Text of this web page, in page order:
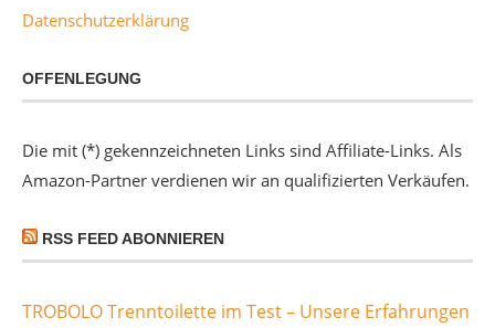
Datenschutzerklärung
OFFENLEGUNG
Die mit (*) gekennzeichneten Links sind Affiliate-Links. Als
Amazon-Partner verdienen wir an qualifizierten Verkäufen.
RSS FEED ABONNIEREN
TROBOLO Trenntoilette im Test – Unsere Erfahrungen